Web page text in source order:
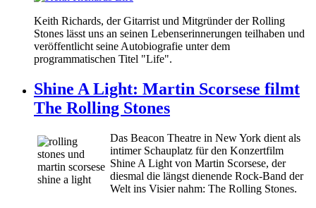
Keith Richards, der Gitarrist und Mitgründer der Rolling
Stones lässt uns an seinen Lebenserinnerungen teilhaben und
veröffentlicht seine Autobiografie unter dem
programmatischen Titel "Life".
Shine A Light: Martin Scorsese filmt
The Rolling Stones
Das Beacon Theatre in New York dient als
intimer Schauplatz für den Konzertfilm
Shine A Light von Martin Scorsese, der
diesmal die längst dienende Rock-Band der
Welt ins Visier nahm: The Rolling Stones.